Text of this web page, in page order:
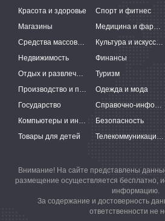
Красота и здоровье
Спорт и фитнес
Магазины
Медицина и фармацевтика
Средства массовой информации
Культура и искусство
Недвижимость
Финансы
Отдых и развлечения
Туризм
Производство и поставки
Одежда и мода
Государство
Справочно-информационные системы
Компьютеры и интернет
Безопасность
Товары для детей
Телекоммуникации и связь
Внимание! На сайте представлены
размещение осуществляется бесплатно,
информацию.
За содержание и достоверность
ответственности не